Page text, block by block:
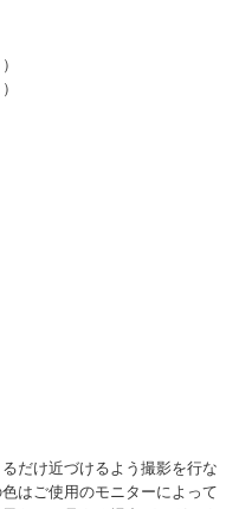
だけ近づけるよう撮影を行な
はご使用のモニターによって